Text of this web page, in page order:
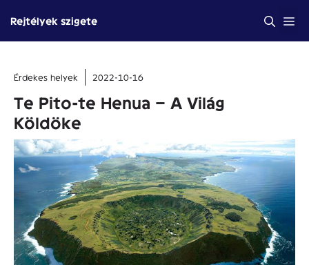
tartalomba
Rejtélyek szigete
Érdekes helyek 2022-10-16
Te Pito-te Henua – A Világ
Köldöke